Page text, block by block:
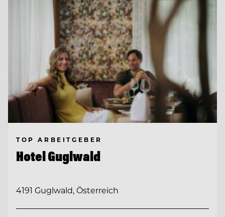
TOP ARBEITGEBER
Hotel Guglwald
4191 Guglwald, Österreich